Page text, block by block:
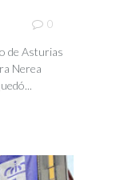
0
de Asturias
Nerea